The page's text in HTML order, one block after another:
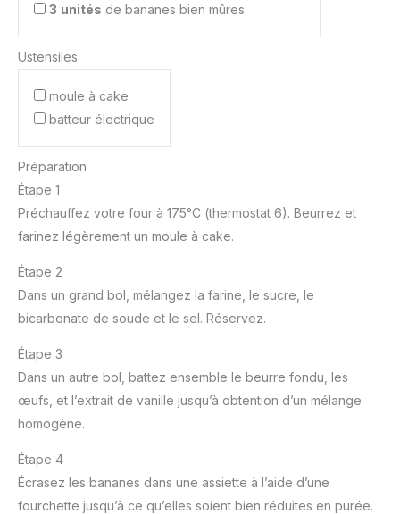
3 unités de bananes bien mûres
Ustensiles
moule à cake
batteur électrique
Préparation
Étape 1
Préchauffez votre four à 175°C (thermostat 6). Beurrez et
farinez légèrement un moule à cake.
Étape 2
Dans un grand bol, mélangez la farine, le sucre, le
bicarbonate de soude et le sel. Réservez.
Étape 3
Dans un autre bol, battez ensemble le beurre fondu, les
œufs, et l’extrait de vanille jusqu’à obtention d’un mélange
homogène.
Étape 4
Écrasez les bananes dans une assiette à l’aide d’une
fourchette jusqu’à ce qu’elles soient bien réduites en purée.